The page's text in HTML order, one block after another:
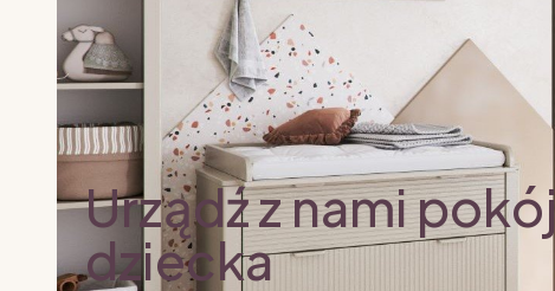
Urządź z nami pokój
dziecka